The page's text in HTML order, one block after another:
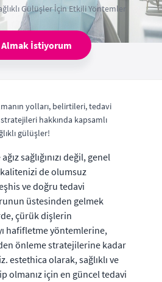
Gülüşler İçin Etkili Yöntemler
İstiyorum
yolları, belirtileri, tedavi
hakkında kapsamlı
gülüşler!
sağlığınızı değil, genel
kalitenizi de olumsuz
ve doğru tedavi
üstesinden gelmek
çürük dişlerin
hafifletme yöntemlerine,
önleme stratejilerine kadar
estethica olarak, sağlıklı ve
olmanız için en güncel tedavi